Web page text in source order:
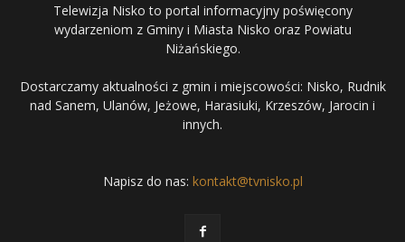
Telewizja Nisko to portal informacyjny poświęcony
wydarzeniom z Gminy i Miasta Nisko oraz Powiatu
Niżańskiego.
Dostarczamy aktualności z gmin i miejscowości: Nisko, Rudnik
nad Sanem, Ulanów, Jeżowe, Harasiuki, Krzeszów, Jarocin i
innych.
Napisz do nas: kontakt@tvnisko.pl